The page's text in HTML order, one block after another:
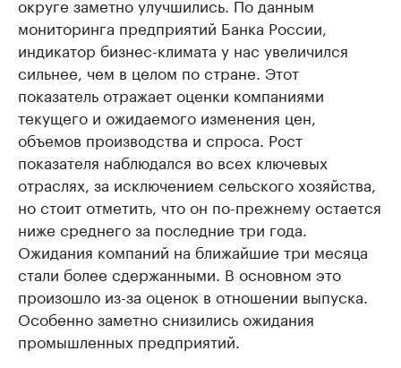
округе заметно улучшились. По данным
мониторинга предприятий Банка России,
индикатор бизнес-климата у нас увеличился
сильнее, чем в целом по стране. Этот
показатель отражает оценки компаниями
текущего и ожидаемого изменения цен,
объемов производства и спроса. Рост
показателя наблюдался во всех ключевых
отраслях, за исключением сельского хозяйства,
но стоит отметить, что он по-прежнему остается
ниже среднего за последние три года.
Ожидания компаний на ближайшие три месяца
стали более сдержанными. В основном это
произошло из-за оценок в отношении выпуска.
Особенно заметно снизились ожидания
промышленных предприятий.